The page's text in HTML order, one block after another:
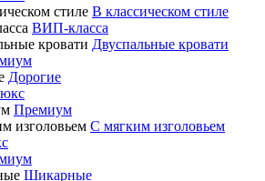
В классическом стиле
ВИП-класса
Двуспальные кровати
Дорогие
Премиум
С мягким изголовьем
Шикарные